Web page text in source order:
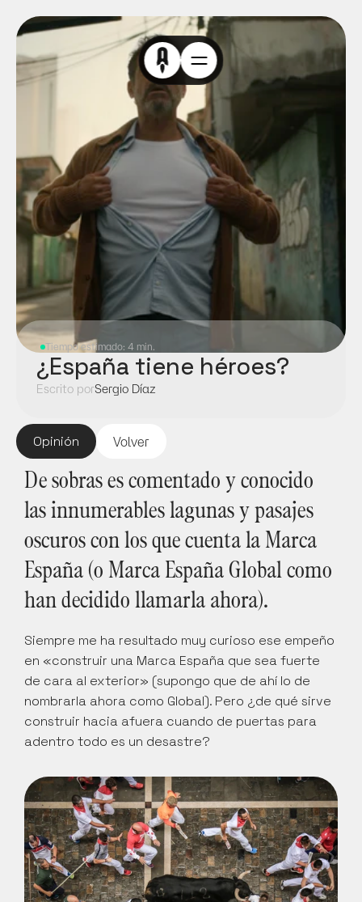
Opinión Volver
De sobras es comentado y conocido
las innumerables lagunas y pasajes
oscuros con los que cuenta la Marca
España (o Marca España Global como
han decidido llamarla ahora).
Siempre me ha resultado muy curioso ese empeño
en «construir una Marca España que sea fuerte
de cara al exterior» (supongo que de ahí lo de
nombrarla ahora como Global). Pero ¿de qué sirve
construir hacia afuera cuando de puertas para
adentro todo es un desastre?
Tiempo estimado: 4 min.
¿España tiene héroes?
Escrito porSergio Díaz